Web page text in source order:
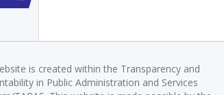
is created within the Transparency and
in Public Administration and Services